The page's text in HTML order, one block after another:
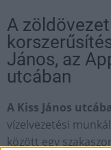
A
János, az
utcában
A Kiss János
vízelvezetési
között egy